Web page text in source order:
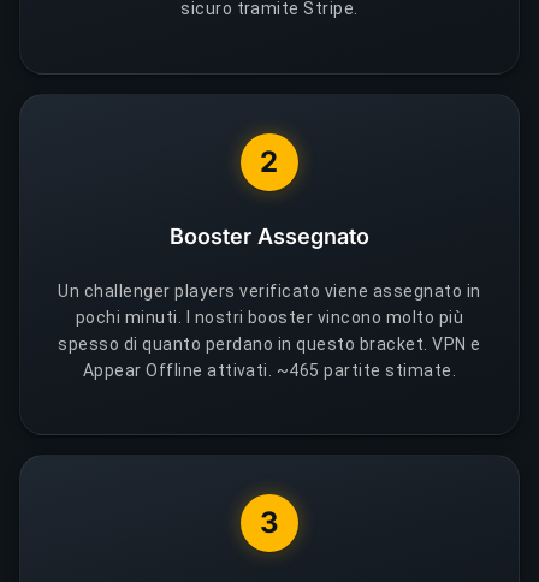
sicuro tramite Stripe.
2
Booster Assegnato
Un challenger players verificato viene assegnato in
pochi minuti. I nostri booster vincono molto più
spesso di quanto perdano in questo bracket. VPN e
Appear Offline attivati. ~465 partite stimate.
3